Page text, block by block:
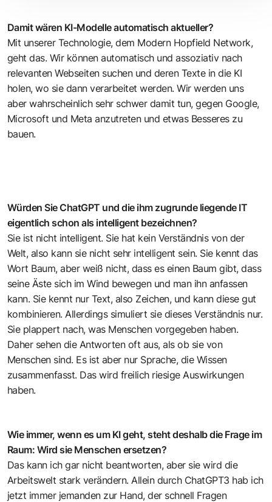
Damit wären KI-Modelle automatisch aktueller?
Mit unserer Technologie, dem Modern Hopfield Network,
geht das. Wir können automatisch und assoziativ nach
relevanten Webseiten suchen und deren Texte in die KI
holen, wo sie dann verarbeitet werden. Wir werden uns
aber wahrscheinlich sehr schwer damit tun, gegen Google,
Microsoft und Meta anzutreten und etwas Besseres zu
bauen.
Würden Sie ChatGPT und die ihm zugrunde liegende IT
eigentlich schon als intelligent bezeichnen?
Sie ist nicht intelligent. Sie hat kein Verständnis von der
Welt, also kann sie nicht sehr intelligent sein. Sie kennt das
Wort Baum, aber weiß nicht, dass es einen Baum gibt, dass
seine Äste sich im Wind bewegen und man ihn anfassen
kann. Sie kennt nur Text, also Zeichen, und kann diese gut
kombinieren. Allerdings simuliert sie dieses Verständnis nur.
Sie plappert nach, was Menschen vorgegeben haben.
Daher sehen die Antworten oft aus, als ob sie von
Menschen sind. Es ist aber nur Sprache, die Wissen
zusammenfasst. Das wird freilich riesige Auswirkungen
haben.
Wie immer, wenn es um KI geht, steht deshalb die Frage im
Raum: Wird sie Menschen ersetzen?
Das kann ich gar nicht beantworten, aber sie wird die
Arbeitswelt stark verändern. Allein durch ChatGPT3 hab ich
jetzt immer jemanden zur Hand, der schnell Fragen